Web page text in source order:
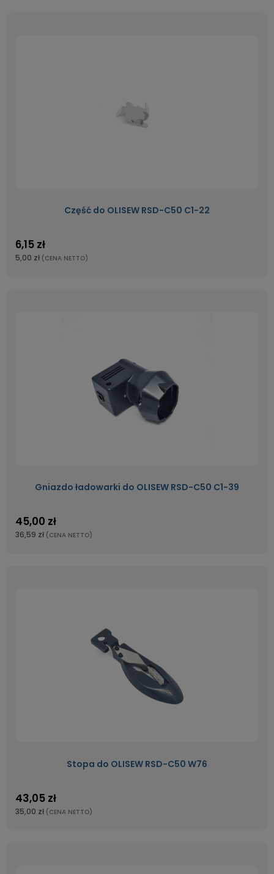
Część do OLISEW RSD-C50 C1-22
6,15 zł
5,00 zł (CENA NETTO)
Gniazdo ładowarki do OLISEW RSD-C50 C1-39
45,00 zł
36,59 zł (CENA NETTO)
Stopa do OLISEW RSD-C50 W76
43,05 zł
35,00 zł (CENA NETTO)